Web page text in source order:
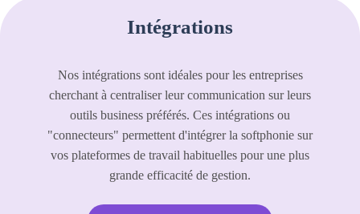
Intégrations
Nos intégrations sont idéales pour les entreprises
cherchant à centraliser leur communication sur leurs
outils business préférés. Ces intégrations ou
"connecteurs" permettent d'intégrer la softphonie sur
vos plateformes de travail habituelles pour une plus
grande efficacité de gestion.